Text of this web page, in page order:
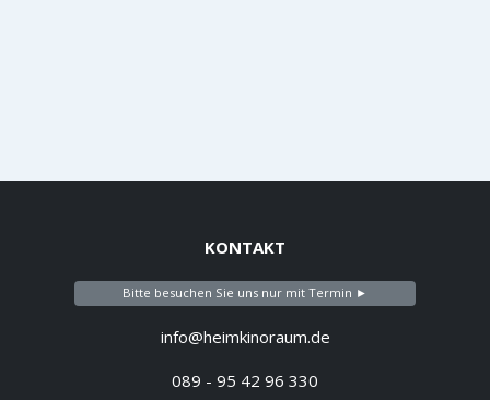
KONTAKT
Bitte besuchen Sie uns nur mit Termin ►
info@heimkinoraum.de
089 - 95 42 96 330